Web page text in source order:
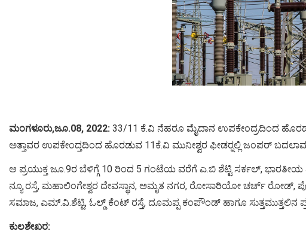
ಮಂಗಳೂರು,ಜೂ.08, 2022: 33/11 ಕೆ.ವಿ ನೆಹರೂ ಮೈದಾನ ಉಪಕೇಂದ್ರದಿಂದ
ಅತ್ತಾವರ ಉಪಕೇಂದ್ತದಿಂದ ಹೊರಡುವ 11ಕೆ.ವಿ ಮುನೀಶ್ವರ ಫೀಡರ್‍ನಲ್ಲಿ ಜಂಪರ್
ಆ ಪ್ರಯುಕ್ತ ಜೂ.9ರ ಬೆಳಿಗ್ಗೆ 10 ರಿಂದ 5 ಗಂಟೆಯ ವರೆಗೆ ಎ.ಬಿ ಶೆಟ್ಟಿ ಸರ್ಕಲ್, ಭಾರತೀಯ
ನ್ಯೂ ರಸ್ತೆ, ಮಹಾಲಿಂಗೇಶ್ವರ ದೇವಸ್ಥಾನ, ಅಮೃತ ನಗರ, ರೋಸಾರಿಯೋ ಚರ್ಚ್ ರೋಡ್,
ಸಮಾಜ, ಎಮ್.ವಿ.ಶೆಟ್ಟಿ, ಓಲ್ಡ್ ಕೆಂಟ್ ರಸ್ತೆ, ದೂಮಪ್ಪ ಕಂಪೌಂಡ್ ಹಾಗೂ ಸುತ್ತಮುತ್ತಲಿನ
ಕುಲಶೇಖರ: